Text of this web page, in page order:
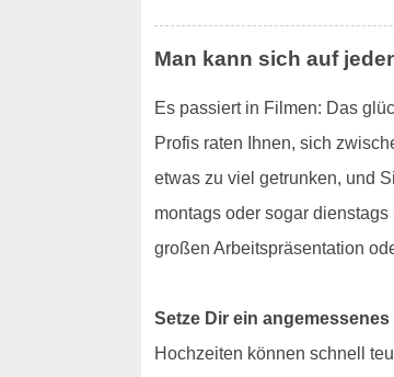
Man kann sich auf
Es passiert in Filmen: Das
Profis raten Ihnen, sich
etwas zu viel getrunken, und
montags oder sogar
großen Arbeitspräsentation
Setze Dir ein
Hochzeiten können schnell